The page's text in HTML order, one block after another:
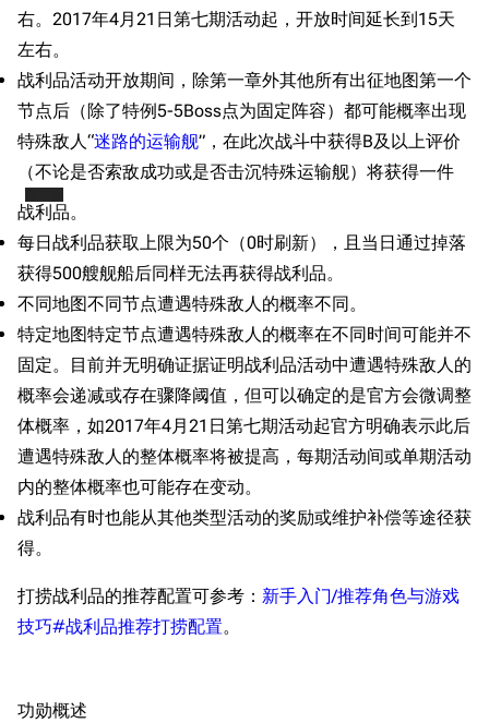
右。2017年4月21日第七期活动起，开放时间延长到15天
左右。
战利品活动开放期间，除第一章外其他所有出征地图第一个
节点后（除了特例5-5Boss点为固定阵容）都可能概率出现
特殊敌人“迷路的运输舰”，在此次战斗中获得B及以上评价
（不论是否索敌成功或是否击沉特殊运输舰）将获得一件
战利品。
每日战利品获取上限为50个（0时刷新），且当日通过掉落
获得500艘舰船后同样无法再获得战利品。
不同地图不同节点遭遇特殊敌人的概率不同。
特定地图特定节点遭遇特殊敌人的概率在不同时间可能并不
固定。目前并无明确证据证明战利品活动中遭遇特殊敌人的
概率会递减或存在骤降阈值，但可以确定的是官方会微调整
体概率，如2017年4月21日第七期活动起官方明确表示此后
遭遇特殊敌人的整体概率将被提高，每期活动间或单期活动
内的整体概率也可能存在变动。
战利品有时也能从其他类型活动的奖励或维护补偿等途径获
得。
打捞战利品的推荐配置可参考： 新手入门/推荐角色与游戏
技巧#战利品推荐打捞配置。
功勋概述